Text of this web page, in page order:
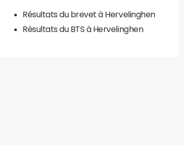
Résultats du brevet à Hervelinghen
Résultats du BTS à Hervelinghen